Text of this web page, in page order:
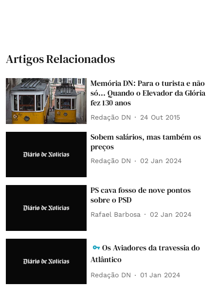
Artigos Relacionados
Memória DN: Para o turista e não
só... Quando o Elevador da Glória
fez 130 anos
Redação DN 24 Out 2015
Sobem salários, mas também os
preços
Redação DN 02 Jan 2024
PS cava fosso de nove pontos
sobre o PSD
Rafael Barbosa 02 Jan 2024
Os Aviadores da travessia do
Atlântico
Redação DN 01 Jan 2024